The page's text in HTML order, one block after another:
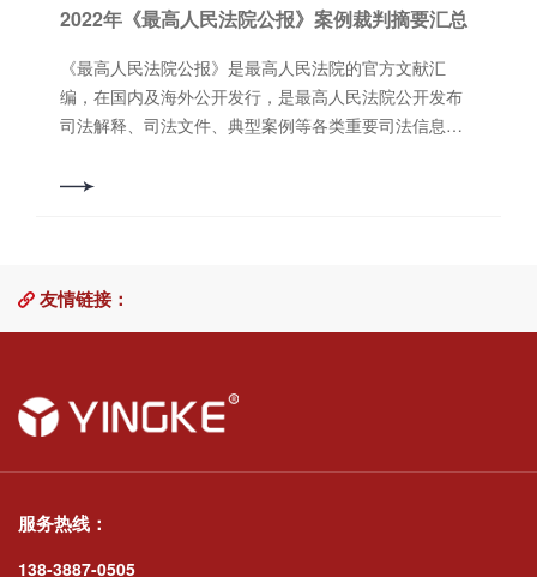
租赁给胡某某等人，陆续收到胡某某等人的房屋租
解情况后，前往北京找肖应文商量对策，肖应文担心按
照李秋发伪造的第二年房屋租金70万元收条所示，系自
己直接收取该租金，会增加其罪责，遂给李秋发伪造了
元房屋租金的形式来应对。 2019年7月30日，被告人肖
行，情节严重，其行为均已构成拒不执行判决罪。肖应
文主动投案，李秋发经公安机关电话传唤到案，到案后
罚。李秋发虽属授意于肖应文，但其行为在共同犯罪中
是不可或缺的，且客观上，李秋发将被执行标的物租赁
应文、李秋发在共同犯罪中的作用不应区分主从犯。据
六十七条第一款、第六十四条的规定，判决：被告人肖
应文犯拒不执行判决罪，判处有期徒刑二年六个月；被
～7栋楼下停放。廖某田驾车行驶约50米到其楼下，在倒
汽车前部发生碰撞。发生事故后，被撞汽车车主报警，
公安人员即赶到现场将廖某田抓获，并认定廖某田负事
故全部责任。经鉴定，廖某田血液酒精含量大于300毫
元。上思县人民法院认为，被告人廖某田违反道路交通
液中酒精含量远超出醉酒驾驶标准，达到300毫克/100毫
升以上，且在驾驶中与他人车辆发生碰撞，负事故全部
区内醉酒驾驶机动车，到案后能如实供述自己的罪行，
且赔偿被剐车辆车主损失，认罪态度较好，依法予以从
护意见不予采纳。根据《中华人民共和国刑法》第一百
三十三条之一、第六十七条第三款、第五十二条、第五
十三条之规定，判决如下：被告人廖某田犯危险驾驶
经审理查明：2019年2月24日1时左右，被告人董元、朱
韬（已判刑）酒后在扬中市三茅街道江洲南路美人鱼环
形车道附近，无故殴打被害人殷学飞，致殷学飞面部受
伤。经鉴定，殷学飞损伤程度属轻伤一级。另查明，被
徒刑十个月。案发后，被告人董元主动向公安机关投
为已构成寻衅滋事罪。董元在缓刑考验期限内犯新罪，
依法应当撤销缓刑(已撤销)，数罪并罚。案发后，董元主
宽处理。据此，依照刑法第二百九十三条第一款第一
2022年《最高人民法院公报》案例裁判摘要汇总
《最高人民法院公报》是最高人民法院的官方文献汇
编，在国内及海外公开发行，是最高人民法院公开发布
司法解释、司法文件、典型案例等各类重要司法信息的
件、最高法院裁判文书16件，共37件。其中第4期未刊载
必要专利许可纠纷案裁判摘要： 一、对于具有“禁诉令＂
性质的行为保全申请，人民法院应当依照民事诉讼法第
查，重点考察被申请人在域外法院起诉或者申请执行域
响、采取行为保全措施是否符合国际礼让原则等因素。
决对中国诉讼的审理和执行是否会产生实质影响，可以
友情链接：
服务热线：
138-3887-0505